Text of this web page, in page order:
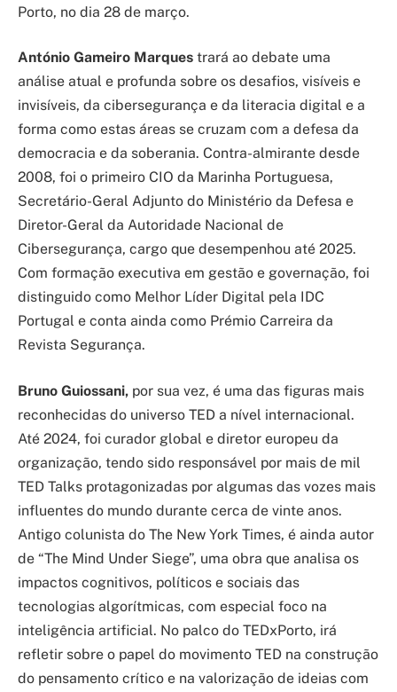
Porto, no dia 28 de março.
António Gameiro Marques trará ao debate uma
análise atual e profunda sobre os desafios, visíveis e
invisíveis, da cibersegurança e da literacia digital e a
forma como estas áreas se cruzam com a defesa da
democracia e da soberania. Contra-almirante desde
2008, foi o primeiro CIO da Marinha Portuguesa,
Secretário-Geral Adjunto do Ministério da Defesa e
Diretor-Geral da Autoridade Nacional de
Cibersegurança, cargo que desempenhou até 2025.
Com formação executiva em gestão e governação, foi
distinguido como Melhor Líder Digital pela IDC
Portugal e conta ainda como Prémio Carreira da
Revista Segurança.
Bruno Guiossani, por sua vez, é uma das figuras mais
reconhecidas do universo TED a nível internacional.
Até 2024, foi curador global e diretor europeu da
organização, tendo sido responsável por mais de mil
TED Talks protagonizadas por algumas das vozes mais
influentes do mundo durante cerca de vinte anos.
Antigo colunista do The New York Times, é ainda autor
de “The Mind Under Siege”, uma obra que analisa os
impactos cognitivos, políticos e sociais das
tecnologias algorítmicas, com especial foco na
inteligência artificial. No palco do TEDxPorto, irá
refletir sobre o papel do movimento TED na construção
do pensamento crítico e na valorização de ideias com